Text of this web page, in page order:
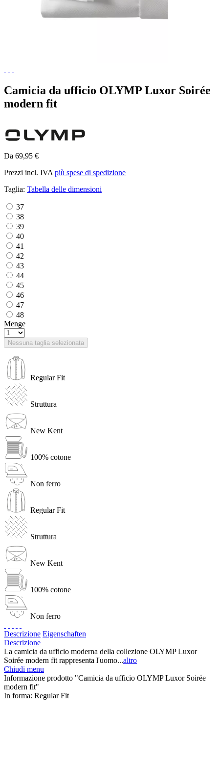
Camicia da ufficio OLYMP Luxor Soirée
modern fit
Da 69,95 €
Prezzi incl. IVA più spese di spedizione
Taglia: Tabella delle dimensioni
37
38
39
40
41
42
43
44
45
46
47
48
Menge
Nessuna taglia selezionata
Regular Fit
Struttura
New Kent
100% cotone
Non ferro
Regular Fit
Struttura
New Kent
100% cotone
Non ferro
Descrizione Eigenschaften
Descrizione
La camicia da ufficio moderna della collezione OLYMP Luxor
Soirée modern fit rappresenta l'uomo...altro
Chiudi menu
Informazione prodotto "Camicia da ufficio OLYMP Luxor Soirée
modern fit"
In forma: Regular Fit